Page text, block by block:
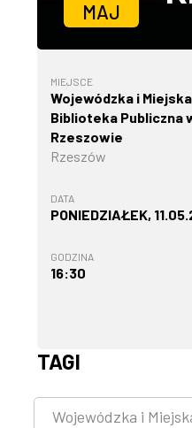
MAJ
MIEJSCE
Wojewódzka i Miejska
Biblioteka Publiczna
Rzeszowie
Rzeszów
DATA
PONIEDZIAŁEK,
GODZINA
16:30
TAGI
Wojewódzka i